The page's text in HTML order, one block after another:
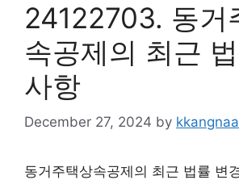
24122703. 동거
속공제의 최근
사항
December 27, 2024 by
동거주택상속공제의 최근 법률 변